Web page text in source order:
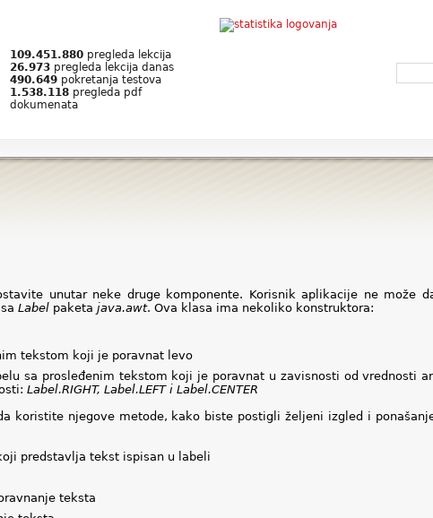
109.451.880 pregleda lekcija
26.973 pregleda lekcija danas
490.649 pokretanja testova
1.538.118 pregleda pdf
dokumenata
unutar neke druge komponente. Korisnik aplikacije ne može
Label paketa java.awt. Ova klasa ima nekoliko konstruktora:
tekstom koji je poravnat levo
sa prosleđenim tekstom koji je poravnat u zavisnosti od vrednosti
Label.RIGHT, Label.LEFT i Label.CENTER
koristite njegove metode, kako biste postigli željeni izgled i
predstavlja tekst ispisan u labeli
teksta